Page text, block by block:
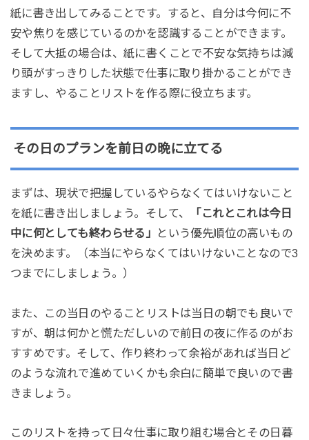
紙に書き出してみることです。すると、自分は今何に不
安や焦りを感じているのかを認識することができます。
そして大抵の場合は、紙に書くことで不安な気持ちは減
り頭がすっきりした状態で仕事に取り掛かることができ
ますし、やることリストを作る際に役立ちます。
その日のプランを前日の晩に立てる
まずは、現状で把握しているやらなくてはいけないこと
を紙に書き出しましょう。そして、
「これとこれは今日
中に何としても終わらせる」
という優先順位の高いもの
を決めます。（本当にやらなくてはいけないことなので3
つまでにしましょう。）
また、この当日のやることリストは当日の朝でも良いで
すが、朝は何かと慌ただしいので前日の夜に作るのがお
すすめです。そして、作り終わって余裕があれば当日ど
のような流れで進めていくかも余白に簡単で良いので書
きましょう。
このリストを持って日々仕事に取り組む場合とその日暮